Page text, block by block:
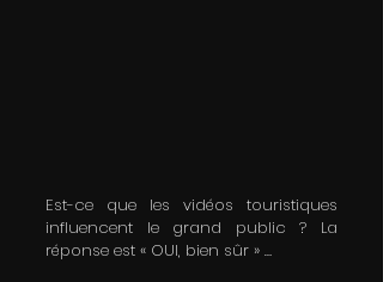
Est-ce que les vidéos touristiques
influencent le grand public ? La
réponse est « OUI, bien sûr » …